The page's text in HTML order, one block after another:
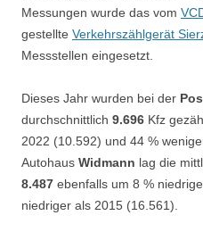
Messungen wurde das vom
gestellte Verkehrszählgerät
Messstellen eingesetzt.
Dieses Jahr wurden bei der
durchschnittlich 9.696 Kfz
2022 (10.592) und 44 %
Autohaus Widmann lag die
8.487 ebenfalls um 8 %
niedriger als 2015 (16.561).